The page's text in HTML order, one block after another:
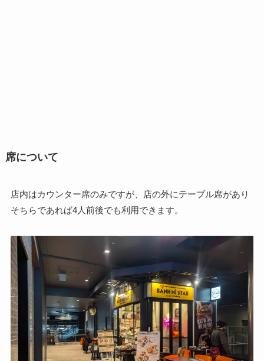
席について
店内はカウンター席のみですが、店の外にテーブル席があり
そちらであれば4人前後でも利用できます。